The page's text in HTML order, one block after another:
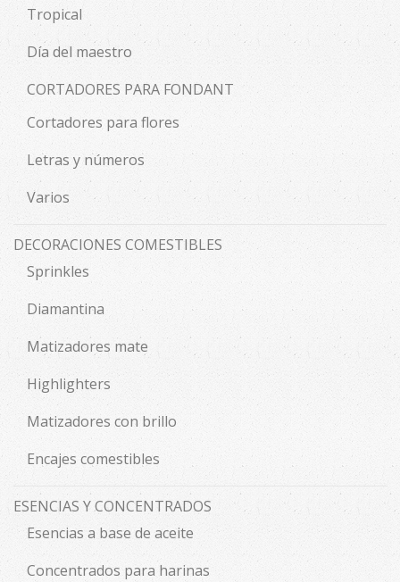
Tropical
Día del maestro
CORTADORES PARA FONDANT
Cortadores para flores
Letras y números
Varios
DECORACIONES COMESTIBLES
Sprinkles
Diamantina
Matizadores mate
Highlighters
Matizadores con brillo
Encajes comestibles
ESENCIAS Y CONCENTRADOS
Esencias a base de aceite
Concentrados para harinas